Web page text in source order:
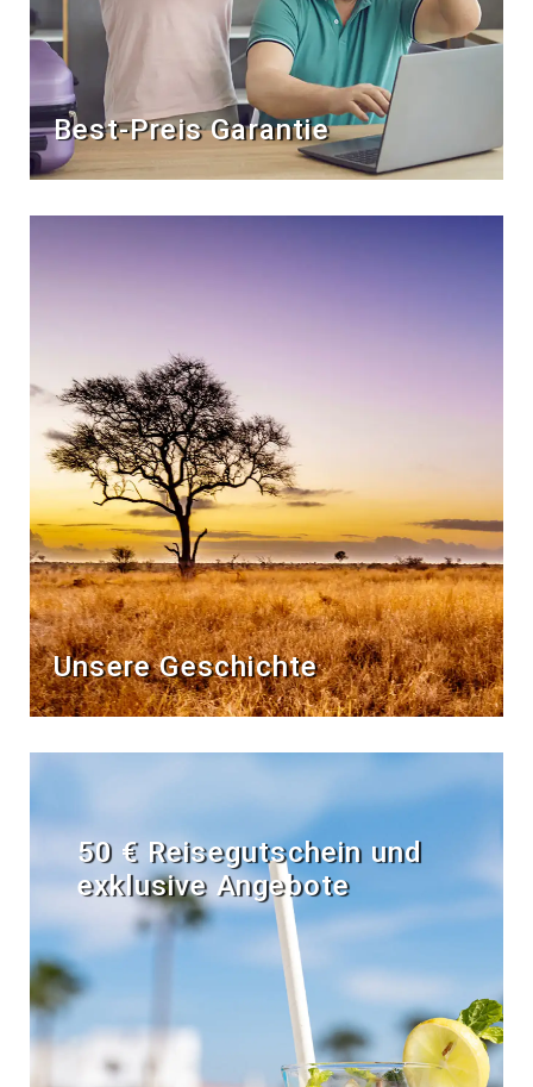
Best-Preis Garantie
Unsere Geschichte
50 € Reisegutschein und
exklusive Angebote